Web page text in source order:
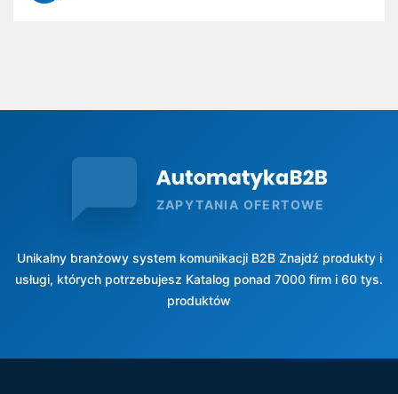
ZAPYTANIA OFERTOWE
Unikalny branżowy system komunikacji B2B Znajdź produkty i
usługi, których potrzebujesz Katalog ponad 7000 firm i 60 tys.
produktów